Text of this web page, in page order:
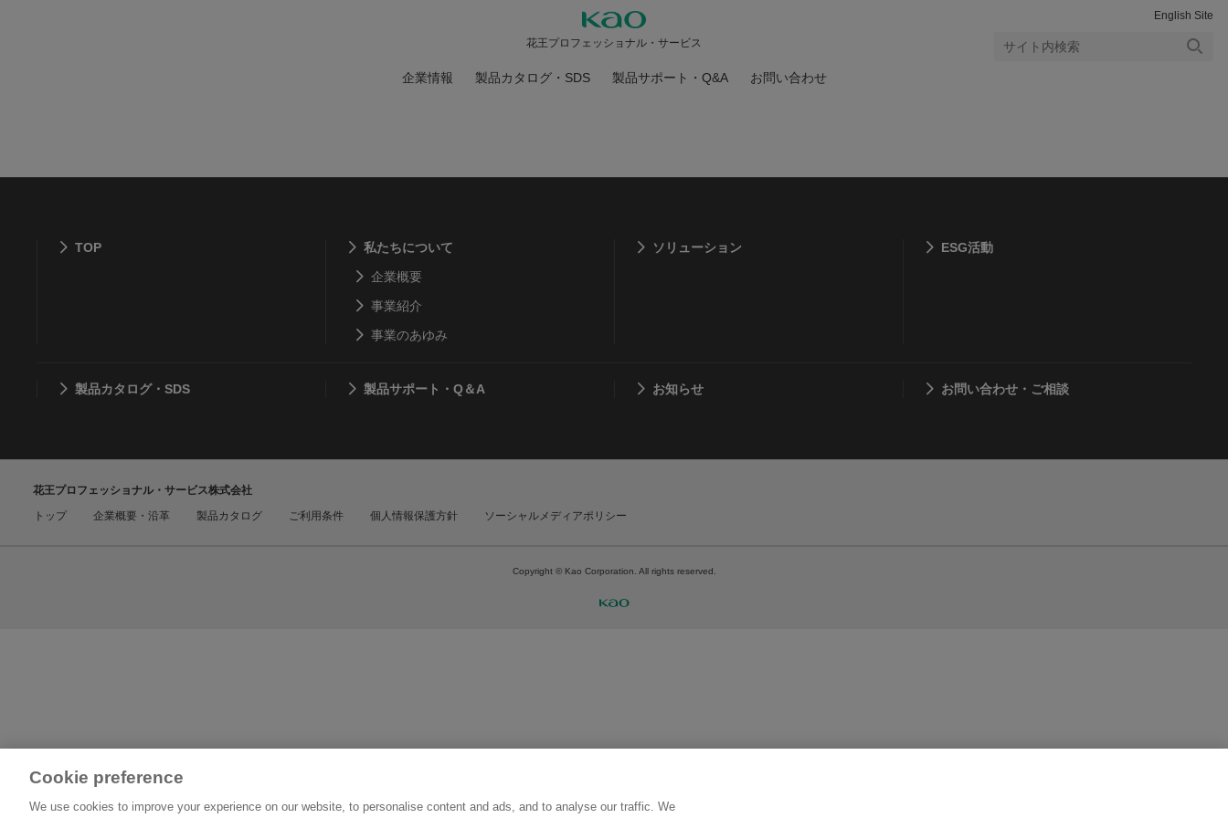
花王プロフェッショナル・サービス
English Site
企業情報 製品カタログ・SDS 製品サポート・Q&A お問い合わせ
TOP
私たちについて
企業概要
事業紹介
事業のあゆみ
ソリューション ESG活動
製品カタログ・SDS 製品サポート・Q＆A お知らせ お問い合わせ・ご相談
花王プロフェッショナル・サービス株式会社
トップ
企業概要・沿革 製品カタログ ご利用条件 個人情報保護方針 ソーシャルメディアポリシー
Copyright © Kao Corporation. All rights reserved.
Cookie preference
We use cookies to improve your experience on our website, to personalise content and ads, and to analyse our traffic. We